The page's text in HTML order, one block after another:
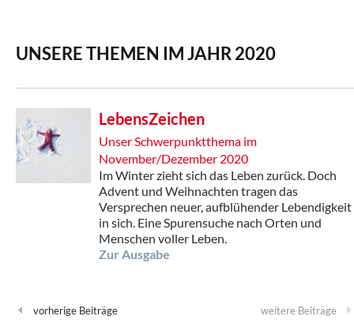
UNSERE THEMEN IM JAHR 2020
LebensZeichen
Unser Schwerpunktthema im
November/Dezember 2020
Im Winter zieht sich das Leben zurück. Doch
Advent und Weihnachten tragen das
Versprechen neuer, aufblühender Lebendigkeit
in sich. Eine Spurensuche nach Orten und
Menschen voller Leben.
Zur Ausgabe
vorherige Beiträge weitere Beiträge